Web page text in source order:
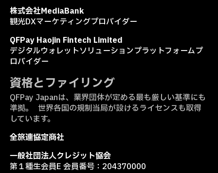
株式会社MediaBank
観光DXマーケティングプロバイダー
QFPay Haojin Fintech Limited
デジタルウォレットソリューションプラットフォームプ
ロバイダー
資格とファイリング
QFPay Japanは、業界団体が定める最も厳しい基準にも
準拠。 世界各国の規制当局が設けるライセンスも取得
しています。
全旅連協定商社
一般社団法人クレジット協会
第１種生会員E 会員番号：204370000